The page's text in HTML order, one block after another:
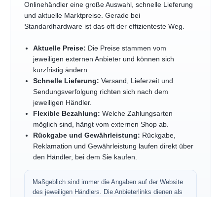
Onlinehändler eine große Auswahl, schnelle Lieferung
und aktuelle Marktpreise. Gerade bei
Standardhardware ist das oft der effizienteste Weg.
Aktuelle Preise: Die Preise stammen vom
jeweiligen externen Anbieter und können sich
kurzfristig ändern.
Schnelle Lieferung: Versand, Lieferzeit und
Sendungsverfolgung richten sich nach dem
jeweiligen Händler.
Flexible Bezahlung: Welche Zahlungsarten
möglich sind, hängt vom externen Shop ab.
Rückgabe und Gewährleistung: Rückgabe,
Reklamation und Gewährleistung laufen direkt über
den Händler, bei dem Sie kaufen.
Maßgeblich sind immer die Angaben auf der Website
des jeweiligen Händlers. Die Anbieterlinks dienen als